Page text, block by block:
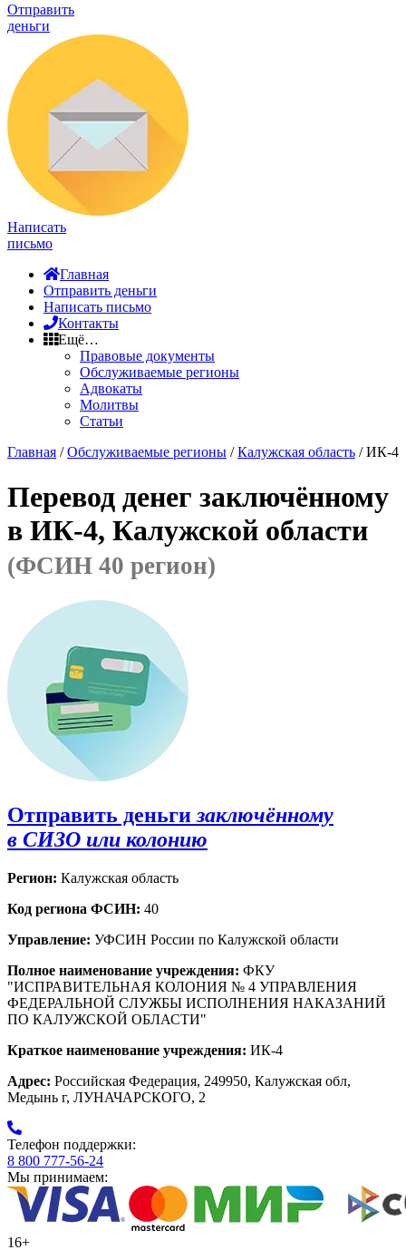
Отправить
деньги
Написать
письмо
Главная
Отправить деньги
Написать письмо
Контакты
Ещё…
Правовые документы
Обслуживаемые регионы
Адвокаты
Молитвы
Статьи
Главная /Обслуживаемые регионы /Калужская область / ИК-4
Перевод денег заключённому
в ИК-4, Калужской области
(ФСИН 40 регион)
Отправить деньги заключённому
в СИЗО или колонию
Регион: Калужская область
Код региона ФСИН: 40
Управление: УФСИН России по Калужской области
Полное наименование учреждения: ФКУ
"ИСПРАВИТЕЛЬНАЯ КОЛОНИЯ № 4 УПРАВЛЕНИЯ
ФЕДЕРАЛЬНОЙ СЛУЖБЫ ИСПОЛНЕНИЯ НАКАЗАНИЙ
ПО КАЛУЖСКОЙ ОБЛАСТИ"
Краткое наименование учреждения: ИК-4
Адрес: Российская Федерация, 249950, Калужская обл,
Медынь г, ЛУНАЧАРСКОГО, 2
Телефон поддержки:
8 800 777-56-24
Мы принимаем:
16+